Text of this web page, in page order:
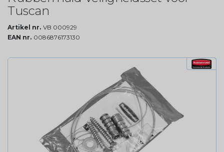
Tuscan
Artikel nr. VB 000929
EAN nr. 0086876173130